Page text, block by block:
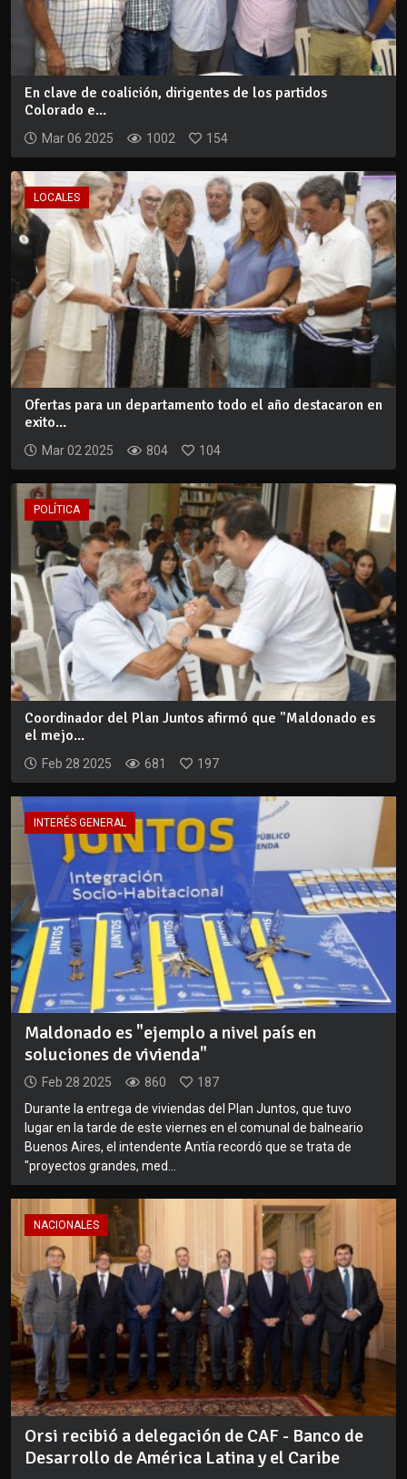
En clave de coalición, dirigentes de los partidos
Colorado e...
Mar 06 2025 1002 154
LOCALES
Ofertas para un departamento todo el año destacaron en
exito...
Mar 02 2025 804 104
POLÍTICA
Coordinador del Plan Juntos afirmó que "Maldonado es
el mejo...
Feb 28 2025 681 197
INTERÉS GENERAL
Maldonado es "ejemplo a nivel país en
soluciones de vivienda"
Feb 28 2025 860
187
Durante la entrega de viviendas del Plan Juntos, que tuvo
lugar en la tarde de este viernes en el comunal de balneario
Buenos Aires, el intendente Antía recordó que se trata de
"proyectos grandes, med...
NACIONALES
Orsi recibió a delegación de CAF - Banco de
Desarrollo de América Latina y el Caribe